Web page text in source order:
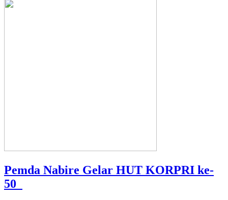
Pemda Nabire Gelar HUT KORPRI ke-
50